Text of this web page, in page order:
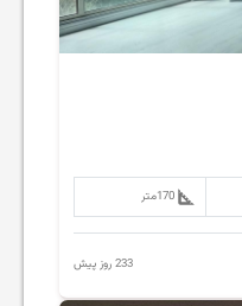
170متر
233 روز پیش